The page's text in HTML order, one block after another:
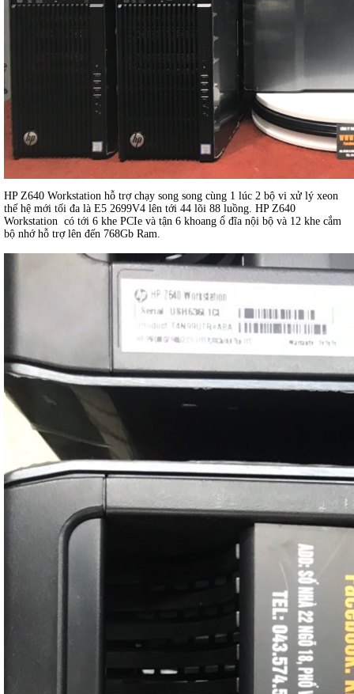
HP Z640 Workstation hỗ trợ chạy song song cùng 1 lúc 2 bộ vi xử lý xeon
thế hệ mới tối đa là E5 2699V4 lên tới 44 lõi 88 luồng. HP Z640
Workstation có tới 6 khe PCIe và tận 6 khoang ổ đĩa nội bộ và 12 khe cắm
bộ nhớ hỗ trợ lên đến 768Gb Ram.